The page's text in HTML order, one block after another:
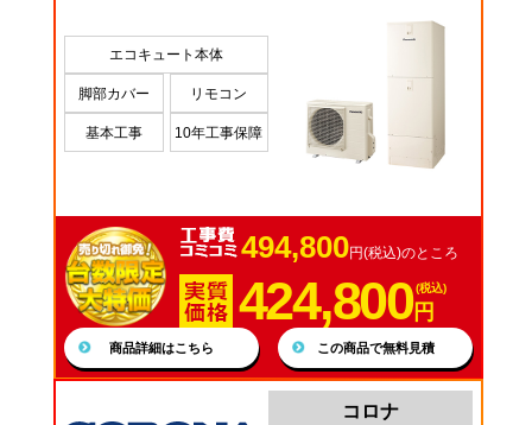
エコキュート本体
脚部カバー リモコン
基本工事 10年工事保障
494,800円(税込)のところ
424,800(税込)
円
商品詳細はこちら この商品で無料見積
コロナ